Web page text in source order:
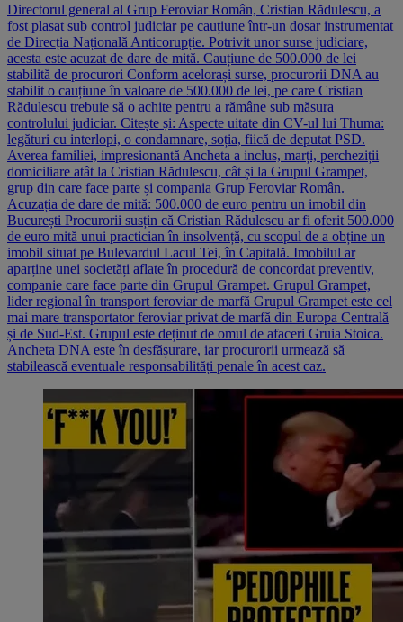
Directorul general al Grup Feroviar Român, Cristian Rădulescu, a
fost plasat sub control judiciar pe cauțiune într-un dosar instrumentat
de Direcția Națională Anticorupție. Potrivit unor surse judiciare,
acesta este acuzat de dare de mită. Cauțiune de 500.000 de lei
stabilită de procurori Conform acelorași surse, procurorii DNA au
stabilit o cauțiune în valoare de 500.000 de lei, pe care Cristian
Rădulescu trebuie să o achite pentru a rămâne sub măsura
controlului judiciar. Citește și: Aspecte uitate din CV-ul lui Thuma:
legături cu interlopi, o condamnare, soția, fiică de deputat PSD.
Averea familiei, impresionantă Ancheta a inclus, marți, percheziții
domiciliare atât la Cristian Rădulescu, cât și la Grupul Grampet,
grup din care face parte și compania Grup Feroviar Român.
Acuzația de dare de mită: 500.000 de euro pentru un imobil din
București Procurorii susțin că Cristian Rădulescu ar fi oferit 500.000
de euro mită unui practician în insolvență, cu scopul de a obține un
imobil situat pe Bulevardul Lacul Tei, în Capitală. Imobilul ar
aparține unei societăți aflate în procedură de concordat preventiv,
companie care face parte din Grupul Grampet. Grupul Grampet,
lider regional în transport feroviar de marfă Grupul Grampet este cel
mai mare transportator feroviar privat de marfă din Europa Centrală
și de Sud-Est. Grupul este deținut de omul de afaceri Gruia Stoica.
Ancheta DNA este în desfășurare, iar procurorii urmează să
stabilească eventuale responsabilități penale în acest caz.